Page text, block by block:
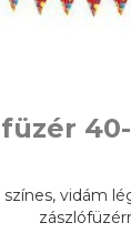
színes, vidám